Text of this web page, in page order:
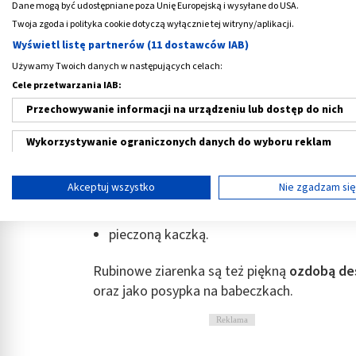
przeciwieństwie do chipsów, można bez
serialu.
Można też dodać je do dań wytrawnych,
granatu nie tylko fantastycznie ubarwią
smakowe.
Granat świetnie komponuje się m.in. z:
pieczonymi burakami,
pieczoną kaczką.
Rubinowe ziarenka są też piękną ozdobą
oraz jako posypka na babeczkach.
Reklama
Dane mogą być udostępniane poza Unię Europejską i wysyłane do USA.
Twoja zgoda i polityka cookie dotyczą wyłącznie tej witryny/aplikacji.
Wyświetl listę partnerów (11 dostawców IAB)
Używamy Twoich danych w następujących celach:
Cele przetwarzania IAB:
Przechowywanie informacji na urządzeniu lub dostęp do nich
Wykorzystywanie ograniczonych danych do wyboru reklam
Tworzenie profili w celu spersonalizowanych reklam
Tworzenie profili w celu personalizacji treści
Wykorzystywanie profili w celu doboru spersonalizowanych
Akceptuj wszystko Nie zgadzam się